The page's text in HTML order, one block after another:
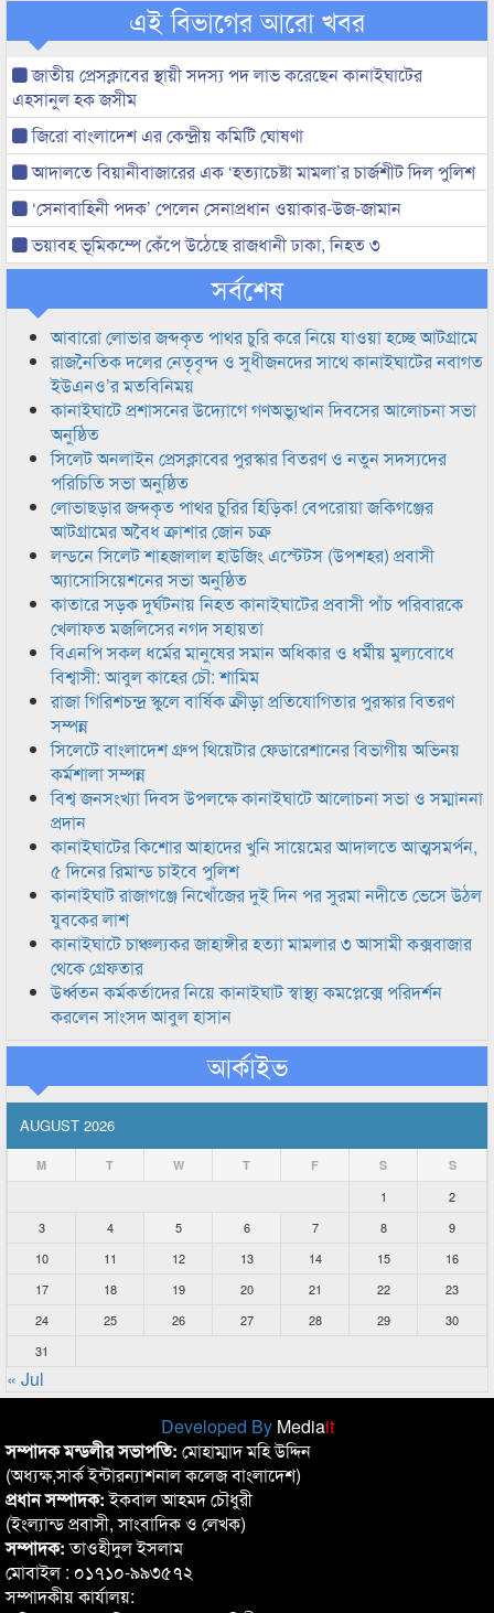
এই বিভাগের আরো খবর
জাতীয় প্রেসক্লাবের স্থায়ী সদস্য পদ লাভ করেছেন কানাইঘাটের
এহসানুল হক জসীম
জিরো বাংলাদেশ এর কেন্দ্রীয় কমিটি ঘোষণা
আদালতে বিয়ানীবাজারের এক ‘হত্যাচেষ্টা মামলা’র চার্জশীট দিল পুলিশ
‘সেনাবাহিনী পদক’ পেলেন সেনাপ্রধান ওয়াকার-উজ-জামান
ভয়াবহ ভূমিকম্পে কেঁপে উঠেছে রাজধানী ঢাকা, নিহত ৩
সর্বশেষ
আবারো লোভার জব্দকৃত পাথর চুরি করে নিয়ে যাওয়া হচ্ছে আটগ্রামে
রাজনৈতিক দলের নেতৃবৃন্দ ও সুধীজনদের সাথে কানাইঘাটের নবাগত
ইউএনও’র মতবিনিময়
কানাইঘাটে প্রশাসনের উদ্যোগে গণঅভ্যুত্থান দিবসের আলোচনা সভা
অনুষ্ঠিত
সিলেট অনলাইন প্রেসক্লাবের পুরস্কার বিতরণ ও নতুন সদস্যদের
পরিচিতি সভা অনুষ্ঠিত
লোভাছড়ার জব্দকৃত পাথর চুরির হিড়িক! বেপরোয়া জকিগঞ্জের
আটগ্রামের অবৈধ ক্রাশার জোন চক্র
লন্ডনে সিলেট শাহজালাল হাউজিং এস্টেটস (উপশহর) প্রবাসী
অ্যাসোসিয়েশনের সভা অনুষ্ঠিত
কাতারে সড়ক দুর্ঘটনায় নিহত কানাইঘাটের প্রবাসী পাঁচ পরিবারকে
খেলাফত মজলিসের নগদ সহায়তা
বিএনপি সকল ধর্মের মানুষের সমান অধিকার ও ধর্মীয় মুল্যবোধে
বিশ্বাসী: আবুল কাহের চৌ: শামিম
রাজা গিরিশচন্দ্র স্কুলে বার্ষিক ক্রীড়া প্রতিযোগিতার পুরস্কার বিতরণ
সম্পন্ন
সিলেটে বাংলাদেশ গ্রুপ থিয়েটার ফেডারেশানের বিভাগীয় অভিনয়
কর্মশালা সম্পন্ন
বিশ্ব জনসংখ্যা দিবস উপলক্ষে কানাইঘাটে আলোচনা সভা ও সম্মাননা
প্রদান
কানাইঘাটের কিশোর আহাদের খুনি সায়েমের আদালতে আত্মসমর্পন,
৫ দিনের রিমান্ড চাইবে পুলিশ
কানাইঘাট রাজাগঞ্জে নিখোঁজের দুই দিন পর সুরমা নদীতে ভেসে উঠল
যুবকের লাশ
কানাইঘাটে চাঞ্চল্যকর জাহাঙ্গীর হত্যা মামলার ৩ আসামী কক্সবাজার
থেকে গ্রেফতার
উর্ধ্বতন কর্মকর্তাদের নিয়ে কানাইঘাট স্বাস্থ্য কমপ্লেক্সে পরিদর্শন
করলেন সাংসদ আবুল হাসান
আর্কাইভ
AUGUST 2026
M T W T F S S
1
2
3
4 5 6 7 8
9
10
11 12 13 14 15
16
17
18 19 20 21 22
23
24
25 26 27 28 29
30
31
« Jul
Developed By Mediait
সম্পাদক মন্ডলীর সভাপতি: মোহাম্মাদ মহি উদ্দিন
(অধ্যক্ষ,সার্ক ইন্টারন্যাশনাল কলেজ বাংলাদেশ)
প্রধান সম্পাদক:ইকবাল আহমদ চৌধুরী
(ইংল্যান্ড প্রবাসী, সাংবাদিক ও লেখক)
সম্পাদক:তাওহীদুল ইসলাম
মোবাইল : ০১৭১০-৯৯৩৫৭২
সম্পাদকীয় কার্যালয়: